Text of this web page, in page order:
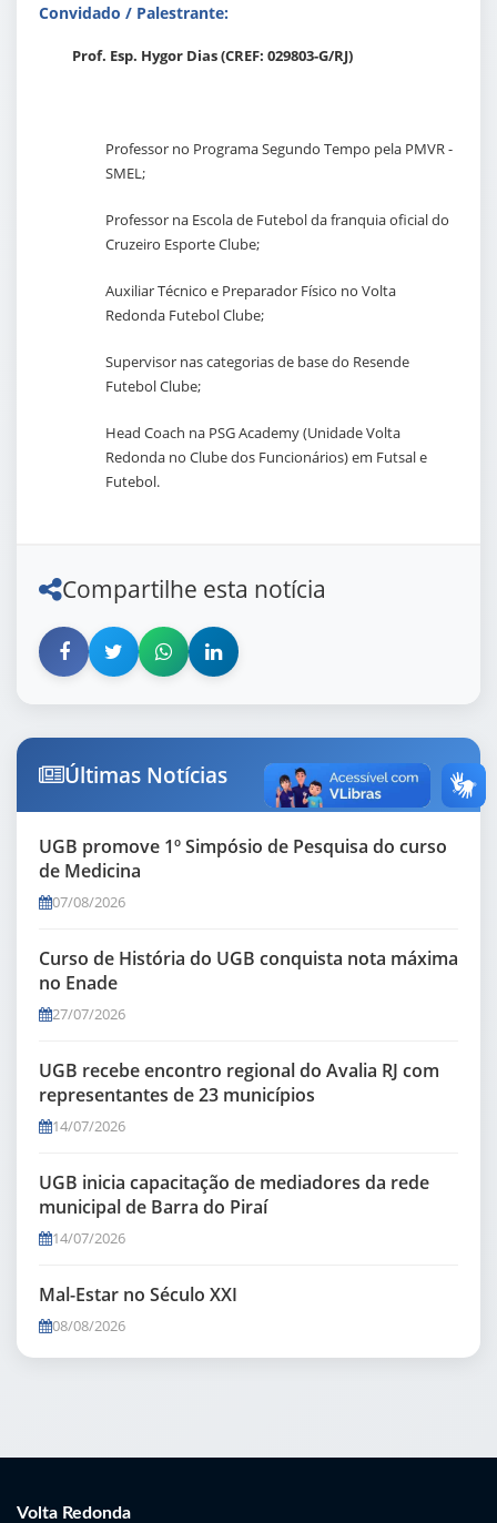
Convidado / Palestrante:
Prof. Esp. Hygor Dias (CREF: 029803-G/RJ)
Professor no Programa Segundo Tempo pela PMVR -
SMEL;
Professor na Escola de Futebol da franquia oficial do
Cruzeiro Esporte Clube;
Auxiliar Técnico e Preparador Físico no Volta
Redonda Futebol Clube;
Supervisor nas categorias de base do Resende
Futebol Clube;
Head Coach na PSG Academy (Unidade Volta
Redonda no Clube dos Funcionários) em Futsal e
Futebol.
Compartilhe esta notícia
Últimas Notícias
UGB promove 1º Simpósio de Pesquisa do curso
de Medicina
07/08/2026
Curso de História do UGB conquista nota máxima
no Enade
27/07/2026
UGB recebe encontro regional do Avalia RJ com
representantes de 23 municípios
14/07/2026
UGB inicia capacitação de mediadores da rede
municipal de Barra do Piraí
14/07/2026
Mal-Estar no Século XXI
08/08/2026
Volta Redonda